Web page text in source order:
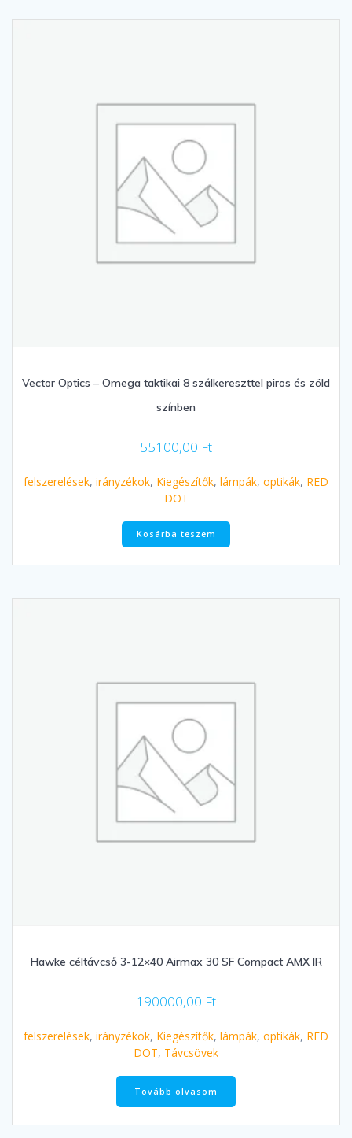
Vector Optics – Omega taktikai 8 szálkereszttel piros és zöld
színben
55100,00 Ft
felszerelések, irányzékok, Kiegészítők, lámpák, optikák, RED
DOT
Kosárba teszem
Hawke céltávcső 3-12×40 Airmax 30 SF Compact AMX IR
190000,00 Ft
felszerelések, irányzékok, Kiegészítők, lámpák, optikák, RED
DOT, Távcsövek
Tovább olvasom